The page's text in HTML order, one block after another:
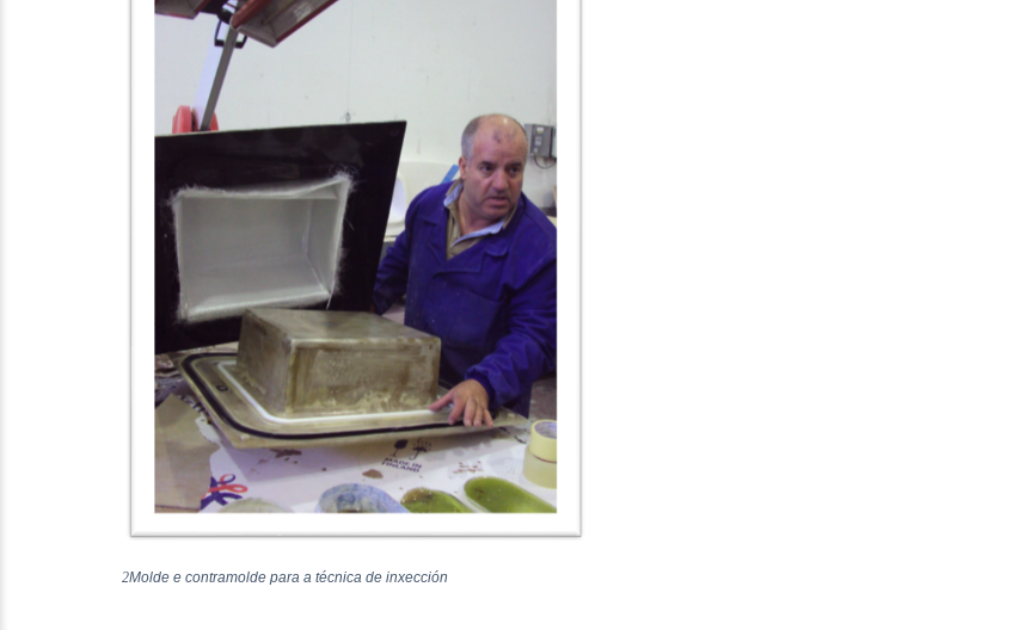
2Molde e contramolde para a técnica de inxección